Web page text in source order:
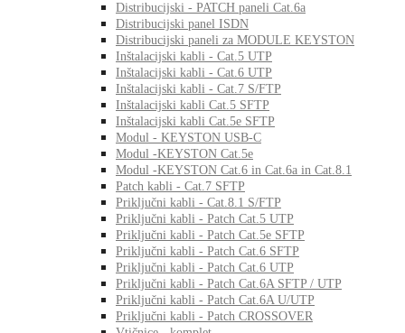
Distribucijski - PATCH paneli Cat.6a
Distribucijski panel ISDN
Distribucijski paneli za MODULE KEYSTON
Inštalacijski kabli - Cat.5 UTP
Inštalacijski kabli - Cat.6 UTP
Inštalacijski kabli - Cat.7 S/FTP
Inštalacijski kabli Cat.5 SFTP
Inštalacijski kabli Cat.5e SFTP
Modul - KEYSTON USB-C
Modul -KEYSTON Cat.5e
Modul -KEYSTON Cat.6 in Cat.6a in Cat.8.1
Patch kabli - Cat.7 SFTP
Priključni kabli - Cat.8.1 S/FTP
Priključni kabli - Patch Cat.5 UTP
Priključni kabli - Patch Cat.5e SFTP
Priključni kabli - Patch Cat.6 SFTP
Priključni kabli - Patch Cat.6 UTP
Priključni kabli - Patch Cat.6A SFTP / UTP
Priključni kabli - Patch Cat.6A U/UTP
Priključni kabli - Patch CROSSOVER